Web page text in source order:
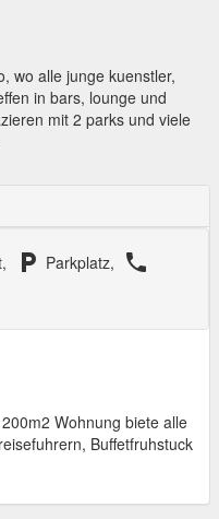
wo alle junge kuenstler,
in bars, lounge und
mit 2 parks und viele
local_parking Parkplatz, local_phone
Wohnung biete alle
Buffetfruhstuck